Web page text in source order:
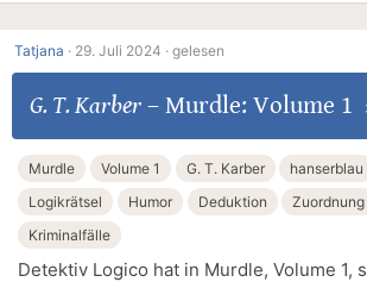
Tatjana · 29. Juli 2024 · gelesen
G. T. Karber– Murdle: Volume 1
Murdle Volume 1 G. T. Karber hanserblau
Logikrätsel
Humor Deduktion Zuordnung
Kriminalfälle
Detektiv Logico hat in Murdle, Volume 1,